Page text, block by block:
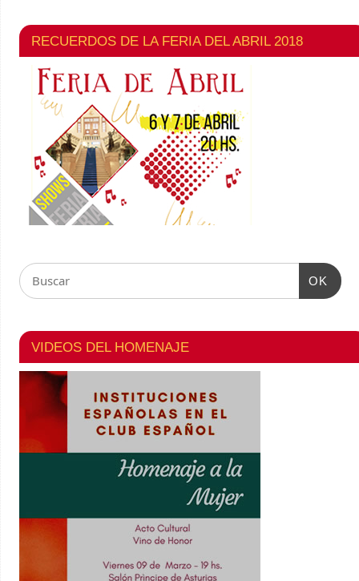
RECUERDOS DE LA FERIA DEL ABRIL 2018
OK
VIDEOS DEL HOMENAJE